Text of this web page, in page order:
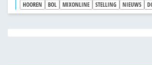
HOOREN BOL MIXONLINE STELLING NIEUWS